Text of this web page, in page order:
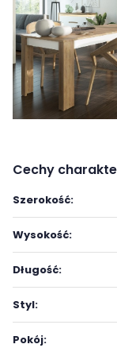
Cechy
Szerokość:
Wysokość:
Długość:
Styl:
Pokój: